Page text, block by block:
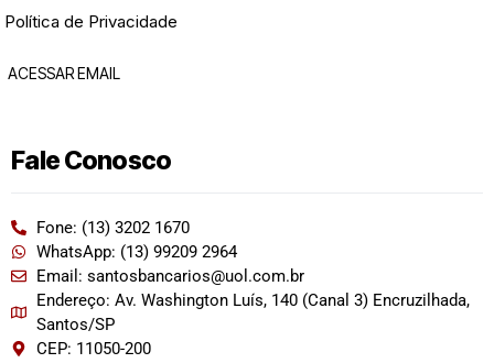
Política de Privacidade
ACESSAR EMAIL
Fale Conosco
Fone: (13) 3202 1670
WhatsApp: (13) 99209 2964
Email: santosbancarios@uol.com.br
Endereço: Av. Washington Luís, 140 (Canal 3) Encruzilhada,
Santos/SP
CEP: 11050-200